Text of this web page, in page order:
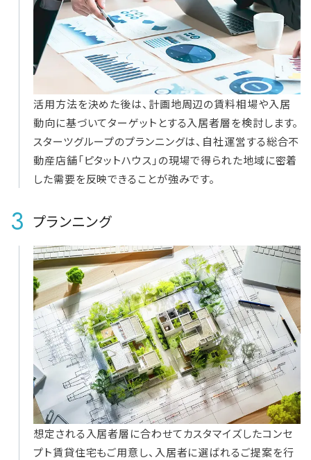
活用方法を決めた後は、計画地周辺の賃料相場や入居
動向に基づいてターゲットとする入居者層を検討します。
スターツグループのプランニングは、自社運営する総合不
動産店舗「ピタットハウス」の現場で得られた地域に密着
した需要を反映できることが強みです。
3 プランニング
想定される入居者層に合わせてカスタマイズしたコンセ
プト賃貸住宅もご用意し、入居者に選ばれるご提案を行